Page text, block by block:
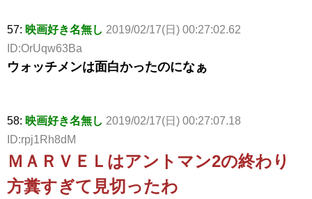
57: 映画好き名無し 2019/02/17(日) 00:27:02.62
ID:OrUqw63Ba
ウォッチメンは面白かったのになぁ
58: 映画好き名無し 2019/02/17(日) 00:27:07.18
ID:rpj1Rh8dM
ＭＡＲＶＥＬはアントマン2の終わり
方糞すぎて見切ったわ